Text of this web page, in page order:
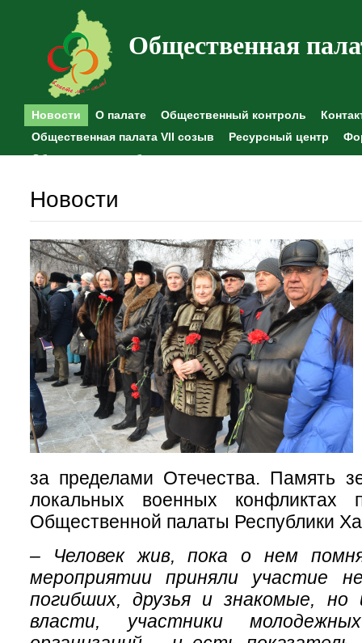
Общественная
Новости О палате Общественный контроль
Общественная палата VII созыв
Ресурсный центр
Общественные наблюдения
Новости
за пределами Отечества. Память
локальных военных конфликтах
Общественной палаты Республики
– Человек жив, пока о нем
мероприятии приняли участие
погибших, друзья и знакомые, но
власти, участники